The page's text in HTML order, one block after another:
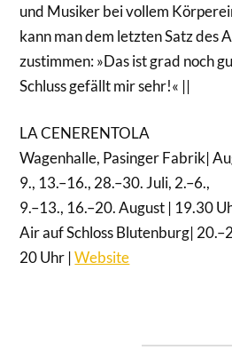
und Musiker bei vollem
kann man dem letzten Satz des
zustimmen: »Das ist grad noch
Schluss gefällt mir sehr!« ||
LA CENERENTOLA
Wagenhalle, Pasinger Fabrik|
9., 13.–16., 28.–30. Juli, 2.–6.,
9.–13., 16.–20. August | 19.30
Air auf Schloss Blutenburg|
20 Uhr |Website